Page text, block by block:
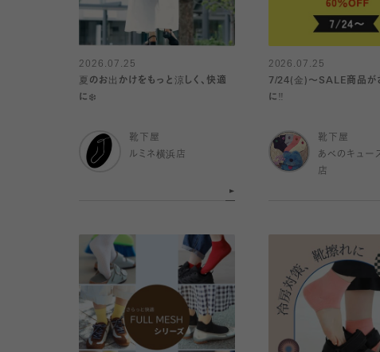
2026.07.25
夏のお出かけをもっと涼しく、快適
に❄️
靴下屋
ルミネ横浜店
2026.07.25
7/24(金)〜SALE商品が
に‼️
靴下屋
あべのキュー
店